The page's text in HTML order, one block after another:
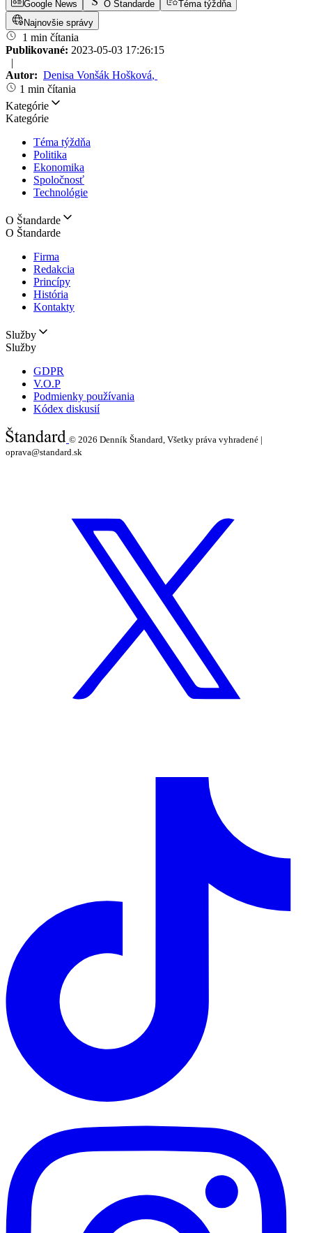
Google News O Štandarde
Téma týždňa
Najnovšie správy
1 min čítania
Publikované: 2023-05-03 17:26:15
|
Autor: Denisa Vonšák Hošková,
1 min čítania
Kategórie
Kategórie
Téma týždňa
Politika
Ekonomika
Spoločnosť
Technológie
O Štandarde
O Štandarde
Firma
Redakcia
Princípy
História
Kontakty
Služby
Služby
GDPR
V.O.P
Podmienky používania
Kódex diskusií
© 2026 Denník Štandard, Všetky práva vyhradené |
oprava@standard.sk